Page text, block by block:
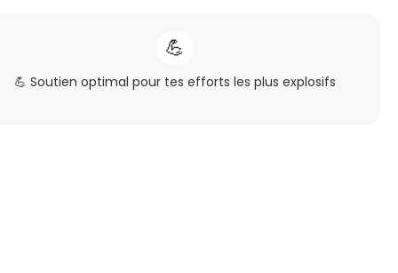
💪
💪 Soutien optimal pour tes efforts les plus explosifs